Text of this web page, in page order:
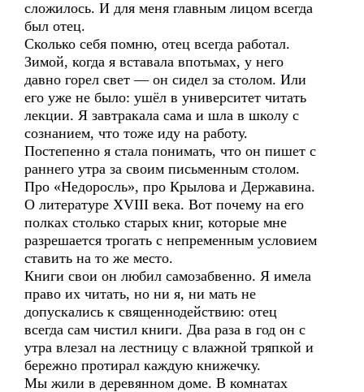
сложилось. И для меня главным лицом всегда
был отец.
Сколько себя помню, отец всегда работал.
Зимой, когда я вставала впотьмах, у него
давно горел свет — он сидел за столом. Или
его уже не было: ушёл в университет читать
лекции. Я завтракала сама и шла в школу с
сознанием, что тоже иду на работу.
Постепенно я стала понимать, что он пишет с
раннего утра за своим письменным столом.
Про «Недоросль», про Крылова и Державина.
О литературе XVIII века. Вот почему на его
полках столько старых книг, которые мне
разрешается трогать с непременным условием
ставить на то же место.
Книги свои он любил самозабвенно. Я имела
право их читать, но ни я, ни мать не
допускались к священнодействию: отец
всегда сам чистил книги. Два раза в год он с
утра влезал на лестницу с влажной тряпкой и
бережно протирал каждую книжечку.
Мы жили в деревянном доме. В комнатах